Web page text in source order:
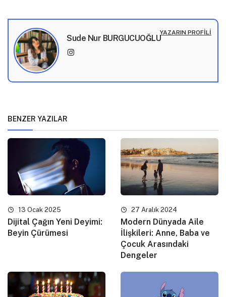
Sude Nur BURGUCUOĞLU
YAZARIN PROFILI
BENZER YAZILAR
13 Ocak 2025
Dijital Çağın Yeni Deyimi:
Beyin Çürümesi
27 Aralık 2024
Modern Dünyada Aile
İlişkileri: Anne, Baba ve
Çocuk Arasındaki
Dengeler